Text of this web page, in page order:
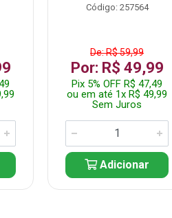
Código: 257564
De: R$ 59,99
Por: R$ 49,99
Pix 5% OFF R$ 47,49
ou em até 1x R$ 49,99
Sem Juros
Adicionar